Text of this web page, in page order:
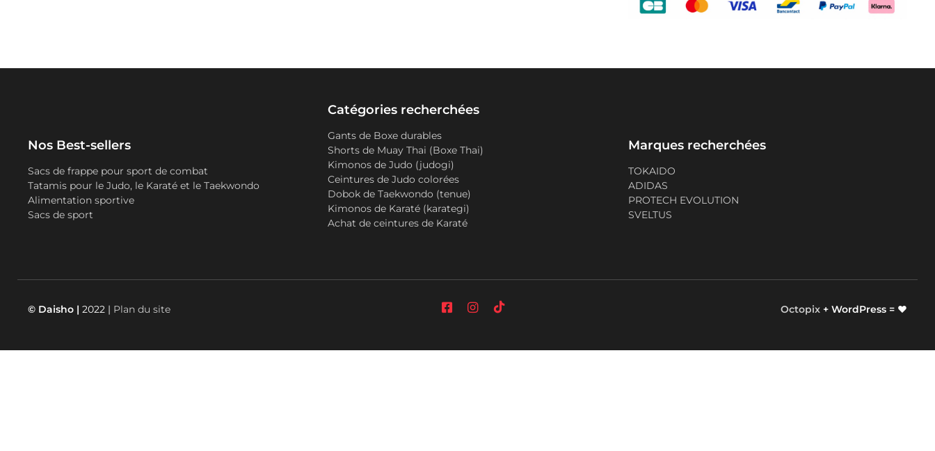
Nos Best-sellers
Sacs de frappe pour sport de combat
Tatamis pour le Judo, le Karaté et le Taekwondo
Alimentation sportive
Sacs de sport
Catégories recherchées
Gants de Boxe durables
Shorts de Muay Thai (Boxe Thai)
Kimonos de Judo (judogi)
Ceintures de Judo colorées
Dobok de Taekwondo (tenue)
Kimonos de Karaté (karategi)
Achat de ceintures de Karaté
Marques recherchées
TOKAIDO
ADIDAS
PROTECH EVOLUTION
SVELTUS
© Daisho | 2022 | Plan du site Octopix+ WordPress = ❤